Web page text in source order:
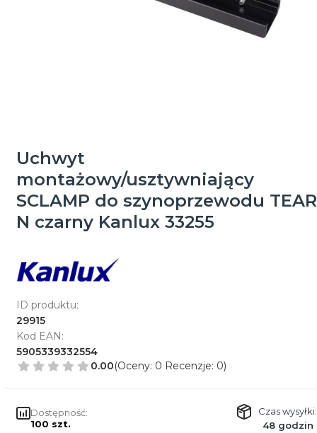
Uchwyt
montażowy/usztywniający
SCLAMP do szynoprzewodu TEAR
N czarny Kanlux 33255
ID produktu:
29915
Kod EAN:
5905339332554
0.00(Oceny: 0 Recenzje: 0)
Dostępność:
100 szt.
Czas wysyłki:
48 godzin